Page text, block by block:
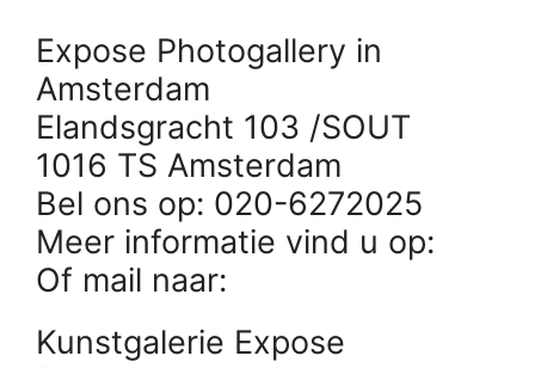
Expose Photogallery in
Amsterdam
Elandsgracht 103 /SOUT
1016 TS Amsterdam
Bel ons op: 020-6272025
Meer informatie vind u op:
Of mail naar:
Kunstgalerie Expose